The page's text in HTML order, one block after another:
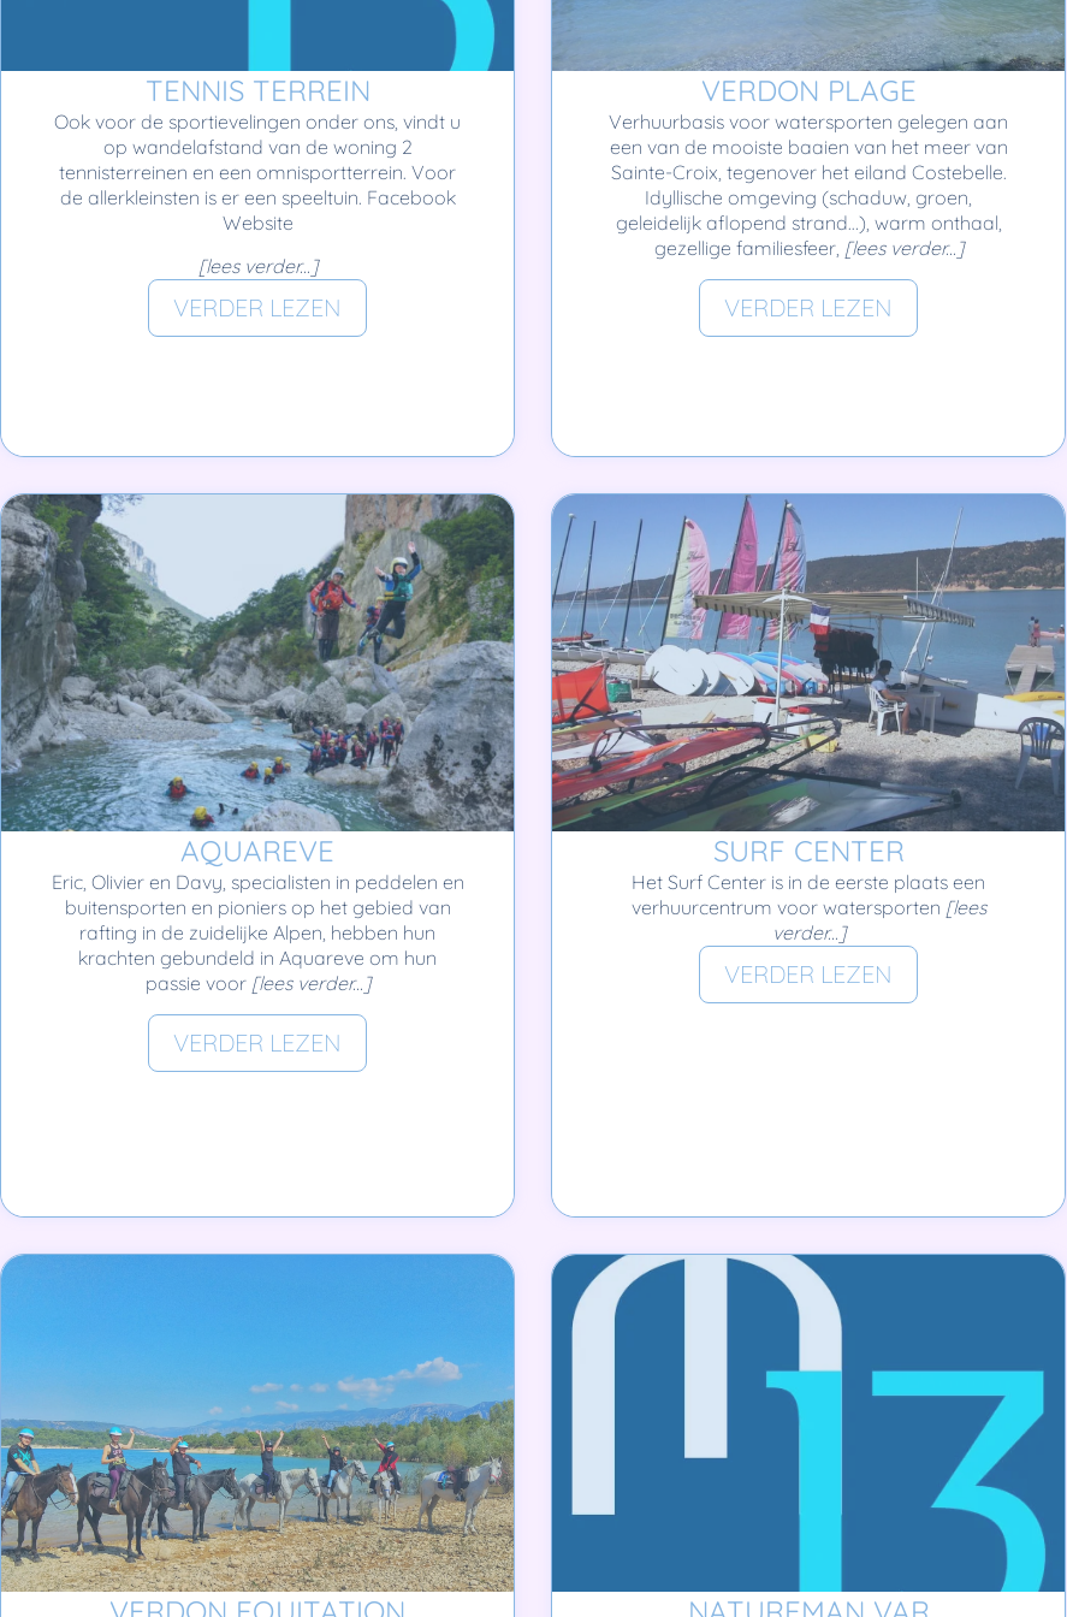
TENNIS TERREIN
Ook voor de sportievelingen onder ons, vindt u
op wandelafstand van de woning 2
tennisterreinen en een omnisportterrein. Voor
de allerkleinsten is er een speeltuin. Facebook
Website
[lees verder...]
VERDER LEZEN
VERDON PLAGE
Verhuurbasis voor watersporten gelegen aan
een van de mooiste baaien van het meer van
Sainte-Croix, tegenover het eiland Costebelle.
Idyllische omgeving (schaduw, groen,
geleidelijk aflopend strand…), warm onthaal,
gezellige familiesfeer, [lees verder...]
VERDER LEZEN
AQUAREVE
Eric, Olivier en Davy, specialisten in peddelen en
buitensporten en pioniers op het gebied van
rafting in de zuidelijke Alpen, hebben hun
krachten gebundeld in Aquareve om hun
passie voor[lees verder...]
VERDER LEZEN
SURF CENTER
Het Surf Center is in de eerste plaats een
verhuurcentrum voor watersporten [lees
verder...]
VERDER LEZEN